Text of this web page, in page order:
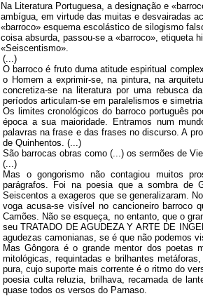
Na Literatura Portuguesa, a designação e
ambígua, em virtude das muitas e desvairadas
«barroco» esquema escolástico de silogismo
coisa absurda, passou-se a «barroco», etiqueta
«Seiscentismo».
(...)
O barroco é fruto duma atitude espiritual
o Homem a exprimir-se, na pintura, na
concretiza-se na literatura por uma rebusca
períodos articulam-se em paralelismos e
Os limites cronológicos do barroco português
época a sua maioridade. Entramos num
palavras na frase e das frases no discurso. A
de Quinhentos. (...)
São barrocas obras como (...) os sermões de
(...)
Mas o gongorismo não contagiou muitos
parágrafos. Foi na poesia que a sombra de
Seiscentos a exageros que se generalizaram.
voga acusa-se visível no cancioneiro barroco
Camões. Não se esqueça, no entanto, que o
seu TRATADO DE AGUDEZA Y ARTE DE
agudezas camonianas, se é que não podemos
Mas Gôngora é o grande mentor dos poetas
mitológicas, requintadas e brilhantes
pura, cujo suporte mais corrente é o ritmo do
poesia culta reluzia, brilhava, recamada de
quase todos os versos do Parnaso.